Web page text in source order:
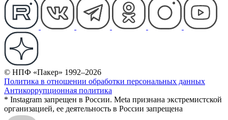
© НПФ «Пакер» 1992–2026
Политика в отношении обработки персональных данных
Антикоррупционная политика
* Instagram запрещен в России. Meta признана экстремистской
организацией, ее деятельность в России запрещена